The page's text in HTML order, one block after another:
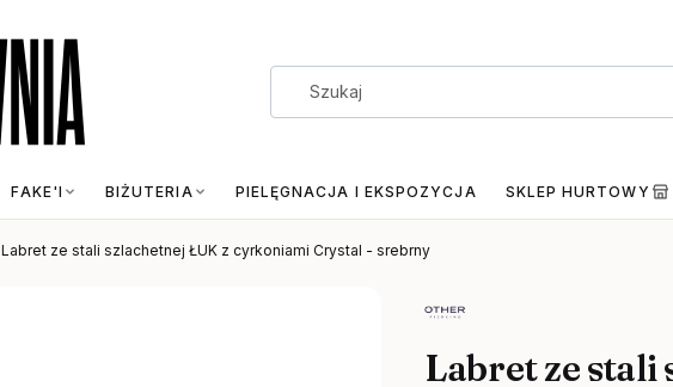
FAKE'I BIŻUTERIA PIELĘGNACJA I EKSPOZYCJA SKLEP HURTOWY
Labret ze stali szlachetnej ŁUK z cyrkoniami Crystal - srebrny
Labret ze stali